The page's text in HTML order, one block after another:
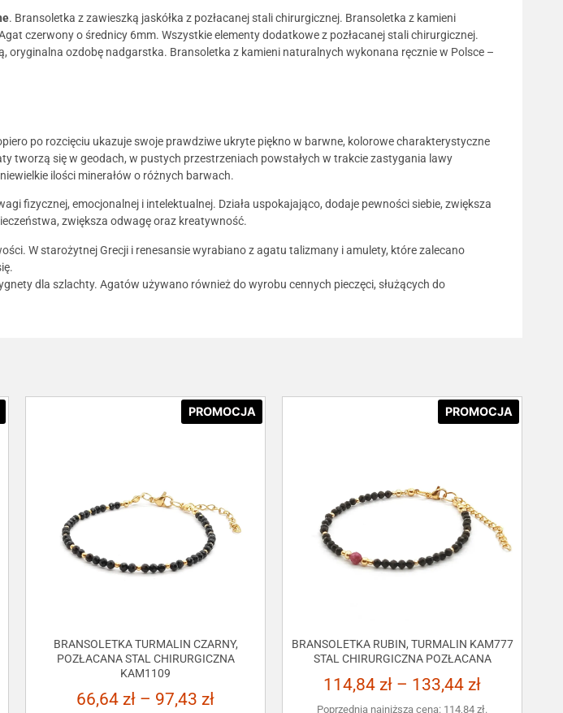
. Bransoletka z zawieszką jaskółka z pozłacanej stali chirurgicznej. Bransoletka z kamieni
czerwony o średnicy 6mm. Wszystkie elementy dodatkowe z pozłacanej stali chirurgicznej.
ozdobę nadgarstka. Bransoletka z kamieni naturalnych wykonana ręcznie w Polsce –
po rozcięciu ukazuje swoje prawdziwe ukryte piękno w barwne, kolorowe charakterystyczne
tworzą się w geodach, w pustych przestrzeniach powstałych w trakcie zastygania lawy
ilości minerałów o różnych barwach.
fizycznej, emocjonalnej i intelektualnej. Działa uspokajająco, dodaje pewności siebie, zwiększa
zwiększa odwagę oraz kreatywność.
W starożytnej Grecji i renesansie wyrabiano z agatu talizmany i amulety, które zalecano
dla szlachty. Agatów używano również do wyrobu cennych pieczęci, służących do
PROMOCJA
BRANSOLETKA TURMALIN CZARNY,
POZŁACANA STAL CHIRURGICZNA
KAM1109
66,64 zł – 97,43 zł
PROMOCJA
BRANSOLETKA RUBIN, TURMALIN KAM777
STAL CHIRURGICZNA POZŁACANA
114,84 zł – 133,44 zł
Poprzednia najniższa cena: 114,84 zł.